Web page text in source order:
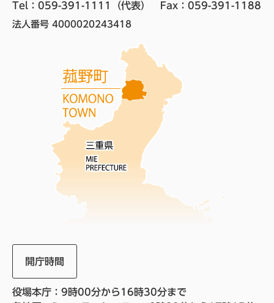
Tel：059-391-1111（代表）
Fax：059-391-1188
法人番号 4000020243418
開庁時間
役場本庁：9時00分から16時30分まで